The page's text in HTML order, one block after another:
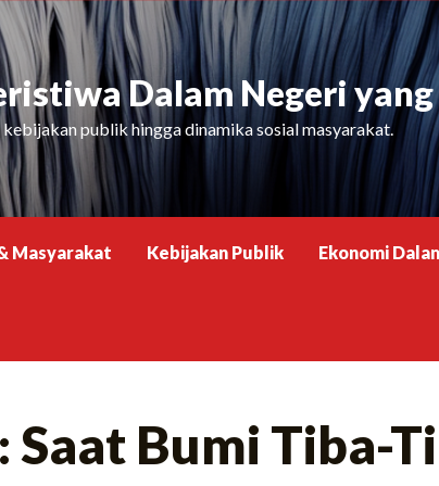
Dalam Negeri
publik hingga dinamika sosial masyarakat.
Masyarakat Kebijakan Publik Ekonomi
Bumi Tiba-